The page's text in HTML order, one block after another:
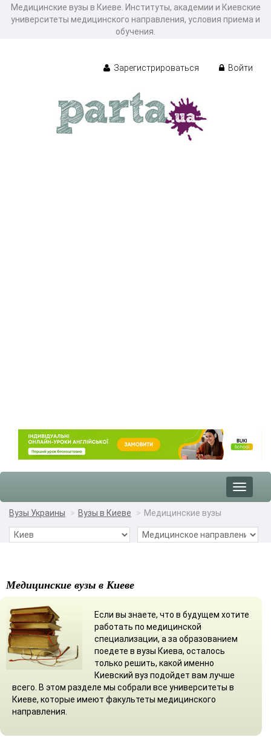
Медицинские вузы в Киеве. Институты, академии и Киевские
университеты медицинского направления, условия приема и
обучения.
Зарегистрироваться Войти
Toggle
Вузы Украины
Вузы в Киеве Медицинские вузы
Медицинские вузы в Киеве
Если вы знаете, что в будущем хотите
работать по медицинской
специализации, а за образованием
поедете в вузы Киева, осталось
только решить, какой именно
Киевский вуз подойдет вам лучше
всего. В этом разделе мы собрали все университеты в
Киеве, которые имеют факультеты медицинского
направления.